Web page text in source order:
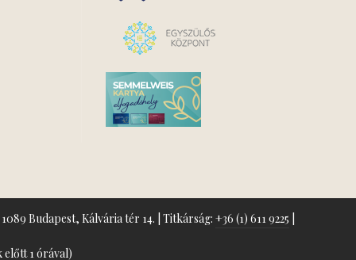
Budapest, Kálvária tér 14. | Titkárság: +36 (1) 611 9225
előtt 1 órával)